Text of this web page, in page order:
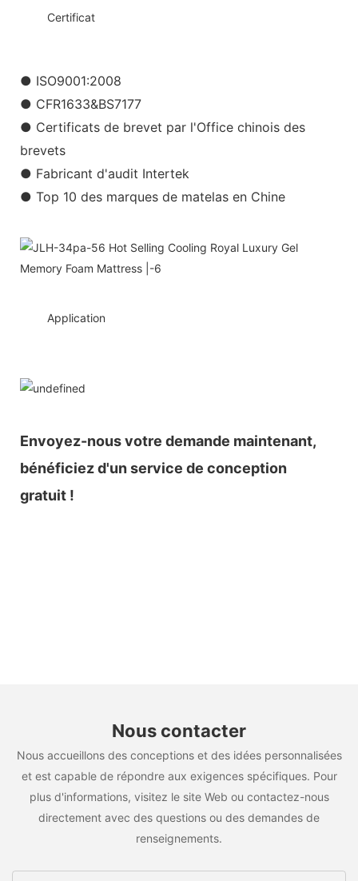
Certificat
● ISO9001:2008
● CFR1633&BS7177
● Certificats de brevet par l'Office chinois des
brevets
● Fabricant d'audit Intertek
● Top 10 des marques de matelas en Chine
Application
Envoyez-nous votre demande maintenant,
bénéficiez d'un service de conception
gratuit !
Nous contacter
Nous accueillons des conceptions et des idées personnalisées
et est capable de répondre aux exigences spécifiques. Pour
plus d'informations, visitez le site Web ou contactez-nous
directement avec des questions ou des demandes de
renseignements.